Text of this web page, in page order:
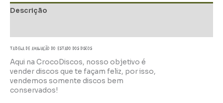
Descrição
TABELA DE AVALIAÇÃo do estado dos discos
Aqui na CrocoDiscos, nosso objetivo é
vender discos que te façam feliz, por isso,
vendemos somente discos bem
conservados!